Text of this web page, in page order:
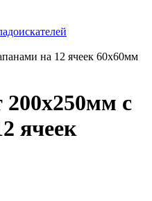
на 12 ячеек 60х60мм
с
ячеек